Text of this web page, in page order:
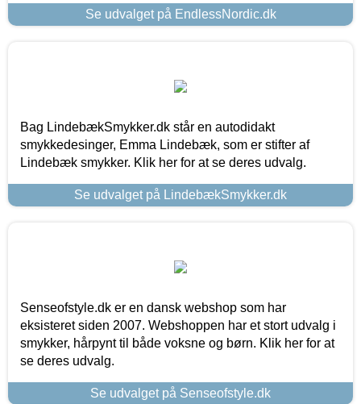
Se udvalget på EndlessNordic.dk
Bag LindebækSmykker.dk står en autodidakt
smykkedesinger, Emma Lindebæk, som er stifter af
Lindebæk smykker. Klik her for at se deres udvalg.
Se udvalget på LindebækSmykker.dk
Senseofstyle.dk er en dansk webshop som har
eksisteret siden 2007. Webshoppen har et stort udvalg i
smykker, hårpynt til både voksne og børn. Klik her for at
se deres udvalg.
Se udvalget på Senseofstyle.dk